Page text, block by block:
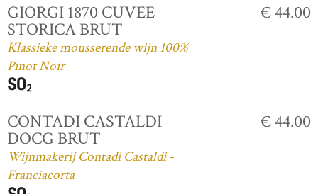
GIORGI 1870 CUVEE
STORICA BRUT
Klassieke mousserende wijn 100%
Pinot Noir
€ 44.00
CONTADI CASTALDI
DOCG BRUT
Wijnmakerij Contadi Castaldi -
Franciacorta
€ 44.00